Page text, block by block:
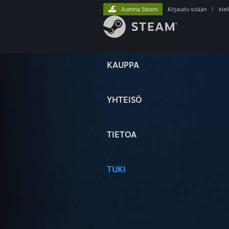
KAUPPA
YHTEISÖ
TIETOA
TUKI
Asenna Steam Kirjaudu sisään kieli